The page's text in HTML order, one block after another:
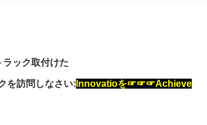
ック取付けた
を訪問しなさい: Innovatioを☞☞☞Achieve